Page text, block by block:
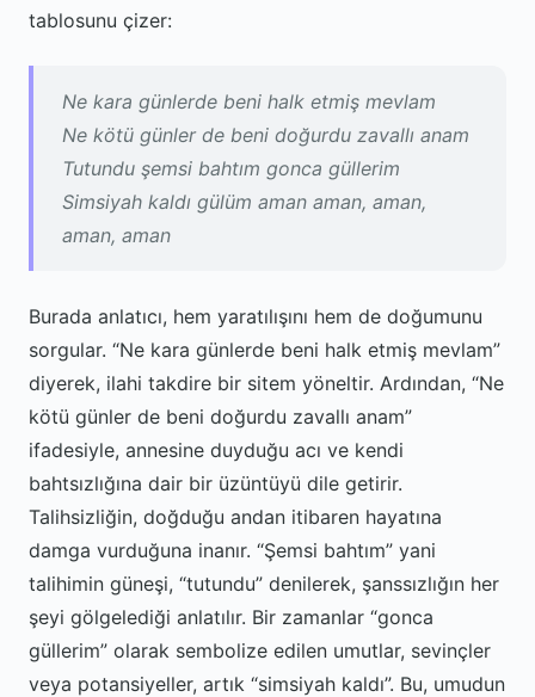
tablosunu çizer:
Ne kara günlerde beni halk etmiş mevlam
Ne kötü günler de beni doğurdu zavallı anam
Tutundu şemsi bahtım gonca güllerim
Simsiyah kaldı gülüm aman aman, aman,
aman, aman
Burada anlatıcı, hem yaratılışını hem de doğumunu
sorgular. “Ne kara günlerde beni halk etmiş mevlam”
diyerek, ilahi takdire bir sitem yöneltir. Ardından, “Ne
kötü günler de beni doğurdu zavallı anam”
ifadesiyle, annesine duyduğu acı ve kendi
bahtsızlığına dair bir üzüntüyü dile getirir.
Talihsizliğin, doğduğu andan itibaren hayatına
damga vurduğuna inanır. “Şemsi bahtım” yani
talihimin güneşi, “tutundu” denilerek, şanssızlığın her
şeyi gölgelediği anlatılır. Bir zamanlar “gonca
güllerim” olarak sembolize edilen umutlar, sevinçler
veya potansiyeller, artık “simsiyah kaldı”. Bu, umudun